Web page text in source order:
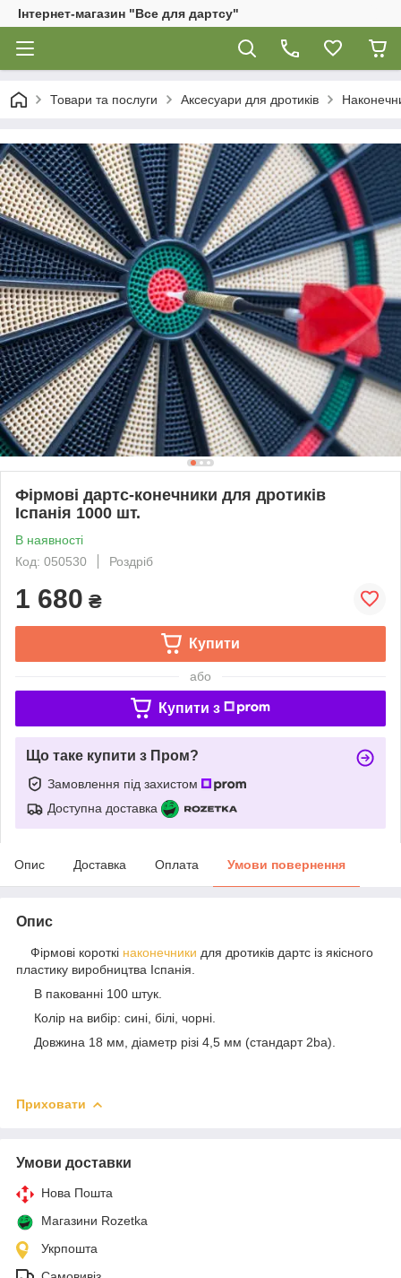
Інтернет-магазин "Все для дартсу"
Товари та послуги Аксесуари для дротиків
Фірмові дартс-конечники для дротиків
Іспанія 1000 шт.
В наявності
Код: 050530
Роздріб
1 680 ₴
Купити
або
Купити з
Що таке купити з Пром?
Замовлення під захистом
Доступна доставка
Опис Доставка Оплата Умови повернення
Опис
Фірмові короткі наконечники для дротиків дартс із якісного
пластику виробництва Іспанія.
В пакованні 100 штук.
Колір на вибір: сині, білі, чорні.
Довжина 18 мм, діаметр різі 4,5 мм (стандарт 2ba).
Приховати
Умови доставки
Нова Пошта
Магазини Rozetka
Укрпошта